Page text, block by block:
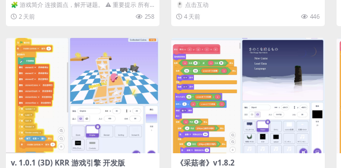
🧩 游戏简介 连接圆点，解开谜题。 ⚠️ 重要提示 所有
关卡均可通关，请确保使用...
2 天前 258
🖱️ 点击互动
4 天前
446
v. 1.0.1 (3D) KRR 游戏引擎 开发版 《采菇者》v1.8.2